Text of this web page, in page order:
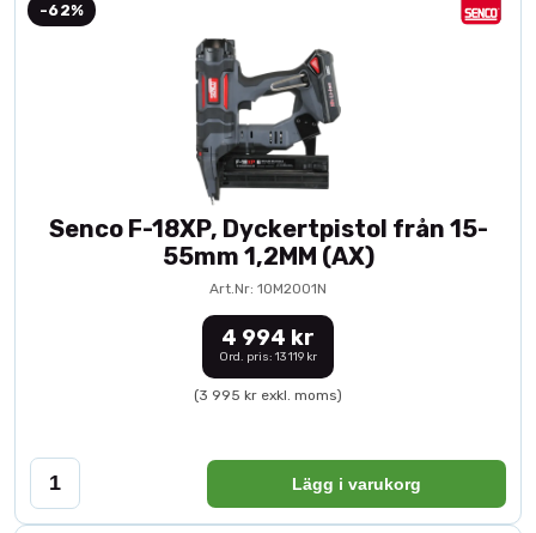
-62%
Senco F-18XP, Dyckertpistol från 15-
55mm 1,2MM (AX)
Art.Nr: 10M2001N
4 994 kr
Ord. pris: 13 119 kr
(3 995 kr exkl. moms)
Lägg i varukorg